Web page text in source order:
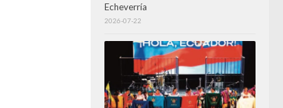
Echeverría
2026-07-22